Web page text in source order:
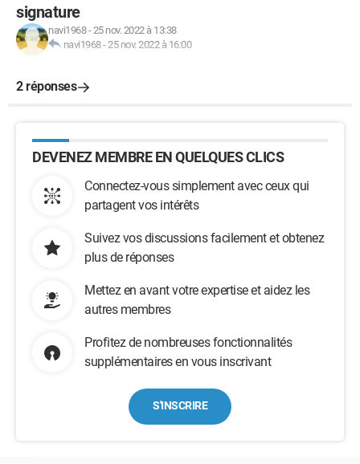
signature
navi1968-25 nov. 2022 à 13:38
navi1968-25 nov. 2022 à 16:00
2 réponses
DEVENEZ MEMBRE EN QUELQUES CLICS
Connectez-vous simplement avec ceux qui
partagent vos intérêts
Suivez vos discussions facilement et obtenez
plus de réponses
Mettez en avant votre expertise et aidez les
autres membres
Profitez de nombreuses fonctionnalités
supplémentaires en vous inscrivant
S'INSCRIRE